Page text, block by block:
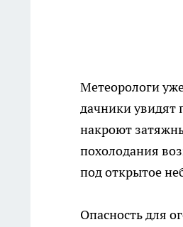
Метеорологи
дачники увидят
накроют
похолодания
под открытое
Опасность для